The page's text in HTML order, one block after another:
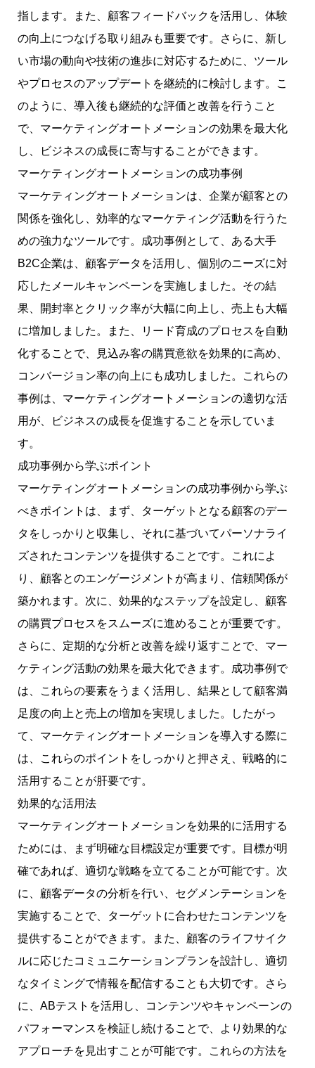
指します。また、顧客フィードバックを活用し、体験
の向上につなげる取り組みも重要です。さらに、新し
い市場の動向や技術の進歩に対応するために、ツール
やプロセスのアップデートを継続的に検討します。こ
のように、導入後も継続的な評価と改善を行うこと
で、マーケティングオートメーションの効果を最大化
し、ビジネスの成長に寄与することができます。
マーケティングオートメーションの成功事例
マーケティングオートメーションは、企業が顧客との
関係を強化し、効率的なマーケティング活動を行うた
めの強力なツールです。成功事例として、ある大手
B2C企業は、顧客データを活用し、個別のニーズに対
応したメールキャンペーンを実施しました。その結
果、開封率とクリック率が大幅に向上し、売上も大幅
に増加しました。また、リード育成のプロセスを自動
化することで、見込み客の購買意欲を効果的に高め、
コンバージョン率の向上にも成功しました。これらの
事例は、マーケティングオートメーションの適切な活
用が、ビジネスの成長を促進することを示していま
す。
成功事例から学ぶポイント
マーケティングオートメーションの成功事例から学ぶ
べきポイントは、まず、ターゲットとなる顧客のデー
タをしっかりと収集し、それに基づいてパーソナライ
ズされたコンテンツを提供することです。これによ
り、顧客とのエンゲージメントが高まり、信頼関係が
築かれます。次に、効果的なステップを設定し、顧客
の購買プロセスをスムーズに進めることが重要です。
さらに、定期的な分析と改善を繰り返すことで、マー
ケティング活動の効果を最大化できます。成功事例で
は、これらの要素をうまく活用し、結果として顧客満
足度の向上と売上の増加を実現しました。したがっ
て、マーケティングオートメーションを導入する際に
は、これらのポイントをしっかりと押さえ、戦略的に
活用することが肝要です。
効果的な活用法
マーケティングオートメーションを効果的に活用する
ためには、まず明確な目標設定が重要です。目標が明
確であれば、適切な戦略を立てることが可能です。次
に、顧客データの分析を行い、セグメンテーションを
実施することで、ターゲットに合わせたコンテンツを
提供することができます。また、顧客のライフサイク
ルに応じたコミュニケーションプランを設計し、適切
なタイミングで情報を配信することも大切です。さら
に、ABテストを活用し、コンテンツやキャンペーンの
パフォーマンスを検証し続けることで、より効果的な
アプローチを見出すことが可能です。これらの方法を